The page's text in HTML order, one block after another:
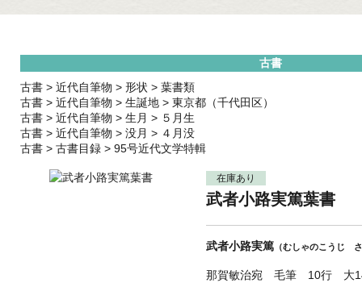
古書
古書 > 近代自筆物 > 形状 > 葉書類
古書 > 近代自筆物 > 生誕地 > 東京都（千代田区）
古書 > 近代自筆物 > 生月 > ５月生
古書 > 近代自筆物 > 没月 > ４月没
古書 > 古書目録 > 95号近代文学特輯
在庫あり
武者小路実篤葉書
武者小路実篤 （むしゃのこうじ
那賀敏治宛 毛筆 10行 大